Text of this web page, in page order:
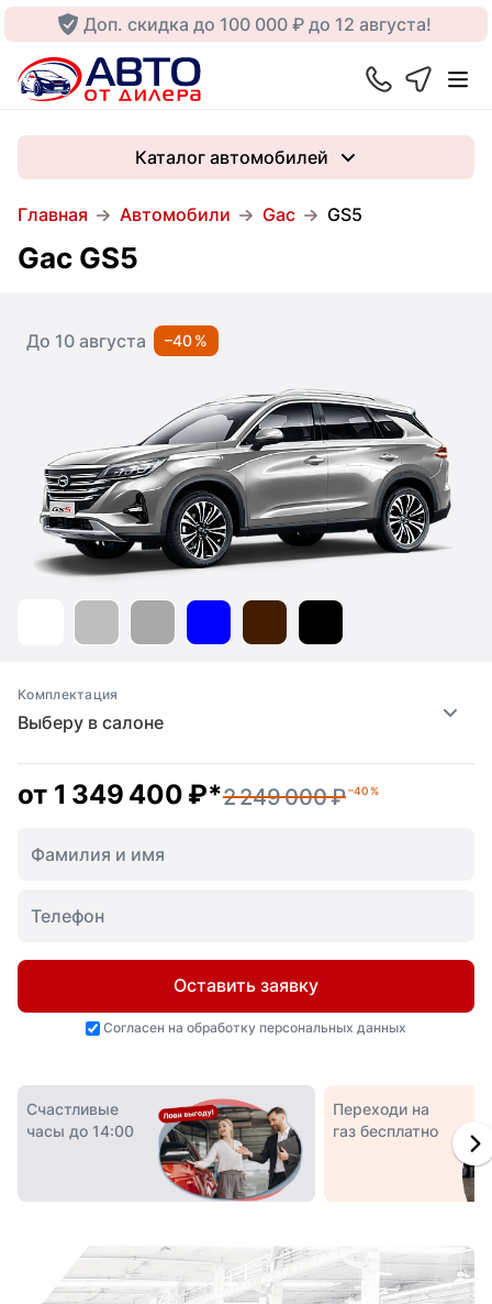
Доп. скидка до 100 000 ₽ до 12 августа!
Главная Автомобили Gac GS5
Каталог автомобилей
Gac GS5
До 10 августа –40 %
Выберу в салоне
Комплектация
от 1 349 400 ₽*2 249 000 ₽–40 %
Оставить заявку
Согласен на обработку персональных данных
Счастливые
часы до 14:00
Переходи на
газ бесплатно